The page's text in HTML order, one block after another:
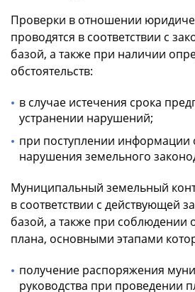
Проверки в отношении
проводятся в соответствии с
базой, а также при наличии
обстоятельств:
в случае истечения срока
устранении нарушений;
при поступлении информации
нарушения земельного
Муниципальный земельный
в соответствии с действующей
базой, а также при соблюдении
плана, основными этапами
получение распоряжения
руководства при проведении